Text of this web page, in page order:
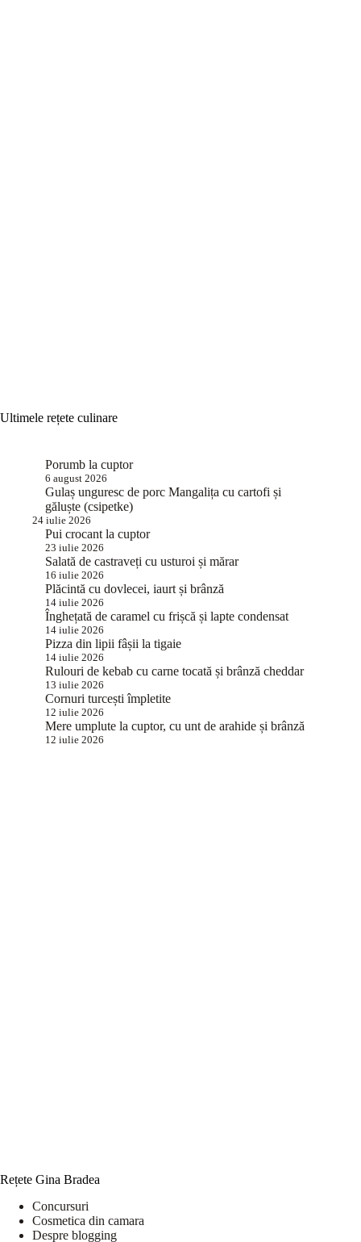
Ultimele rețete culinare
Porumb la cuptor
6 august 2026
Gulaș unguresc de porc Mangalița cu cartofi și
găluște (csipetke)
24 iulie 2026
Pui crocant la cuptor
23 iulie 2026
Salată de castraveți cu usturoi și mărar
16 iulie 2026
Plăcintă cu dovlecei, iaurt și brânză
14 iulie 2026
Înghețată de caramel cu frișcă și lapte condensat
14 iulie 2026
Pizza din lipii fâșii la tigaie
14 iulie 2026
Rulouri de kebab cu carne tocată și brânză cheddar
13 iulie 2026
Cornuri turcești împletite
12 iulie 2026
Mere umplute la cuptor, cu unt de arahide și brânză
12 iulie 2026
Rețete Gina Bradea
Concursuri
Cosmetica din camara
Despre blogging